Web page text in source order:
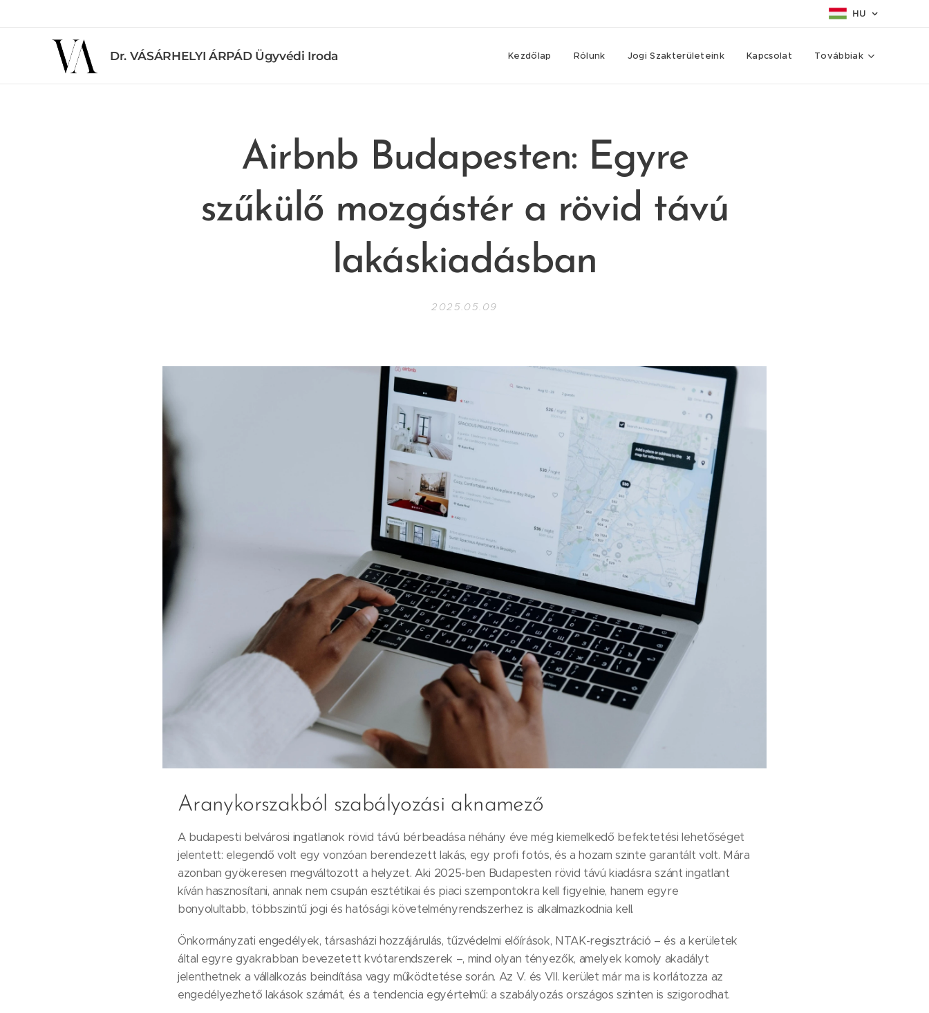
HU
Dr. VÁSÁRHELYI ÁRPÁD Ügyvédi Iroda Kezdőlap Rólunk Jogi Szakterületeink Kapcsolat Továbbiak
Airbnb Budapesten: Egyre
szűkülő mozgástér a rövid távú
lakáskiadásban
2025.05.09
Aranykorszakból szabályozási aknamező
A budapesti belvárosi ingatlanok rövid távú bérbeadása néhány éve még kiemelkedő befektetési lehetőséget
jelentett: elegendő volt egy vonzóan berendezett lakás, egy profi fotós, és a hozam szinte garantált volt. Mára
azonban gyökeresen megváltozott a helyzet. Aki 2025-ben Budapesten rövid távú kiadásra szánt ingatlant
kíván hasznosítani, annak nem csupán esztétikai és piaci szempontokra kell figyelnie, hanem egyre
bonyolultabb, többszintű jogi és hatósági követelményrendszerhez is alkalmazkodnia kell.
Önkormányzati engedélyek, társasházi hozzájárulás, tűzvédelmi előírások, NTAK-regisztráció – és a kerületek
által egyre gyakrabban bevezetett kvótarendszerek –, mind olyan tényezők, amelyek komoly akadályt
jelenthetnek a vállalkozás beindítása vagy működtetése során. Az V. és VII. kerület már ma is korlátozza az
engedélyezhető lakások számát, és a tendencia egyértelmű: a szabályozás országos szinten is szigorodhat.